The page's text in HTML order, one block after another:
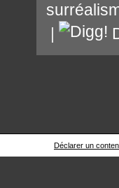
Déclarer un